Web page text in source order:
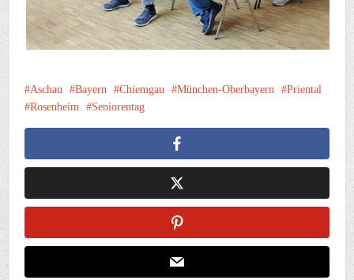
Aschau Bayern Chiemgau München-Oberbayern
Priental
Rosenheim
Seniorentag